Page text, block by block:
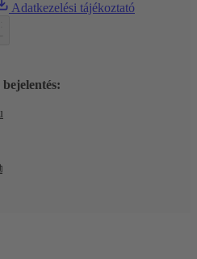
Adatkezelési tájékoztató